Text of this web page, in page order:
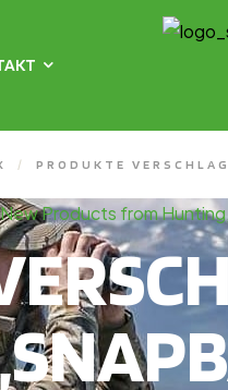
/ PRODUKTE
New Products from